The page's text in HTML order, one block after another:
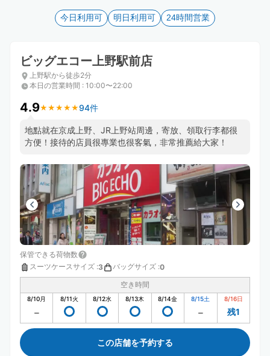
the
keyboard
shortcuts
for
changing
dates.
mark
key
the
keyboard
shortcuts
for
changing
dates.
今日利用可 明日利用可 24時間営業
ビッグエコー上野駅前店
上野駅から徒歩2分
本日の営業時間 : 10:00〜22:00
4.9★ ★ ★ ★ ★
★ ★ ★ ★ ★94件
地點就在京成上野、JR上野站周邊，寄放、領取行李都很
方便！接待的店員很專業也很客氣，非常推薦給大家！
保管できる荷物数
スーツケースサイズ :3 バッグサイズ :0
空き時間
8/10月 8/11火 8/12水 8/13木 8/14金 8/15土 8/16日
残1
この店舗を予約する